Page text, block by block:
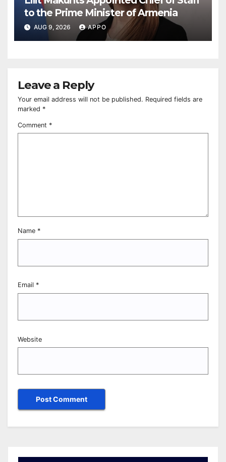
to the Prime Minister of Armenia
AUG 9, 2026 APPO
Leave a Reply
Your email address will not be published. Required fields are
marked *
Comment *
Name *
Email *
Website